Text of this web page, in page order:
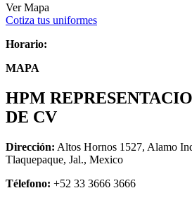
Ver Mapa
Cotiza tus uniformes
Horario:
MAPA
HPM
DE CV
Dirección: Altos Hornos 1527, Alamo
Tlaquepaque, Jal., Mexico
Télefono: +52 33 3666 3666